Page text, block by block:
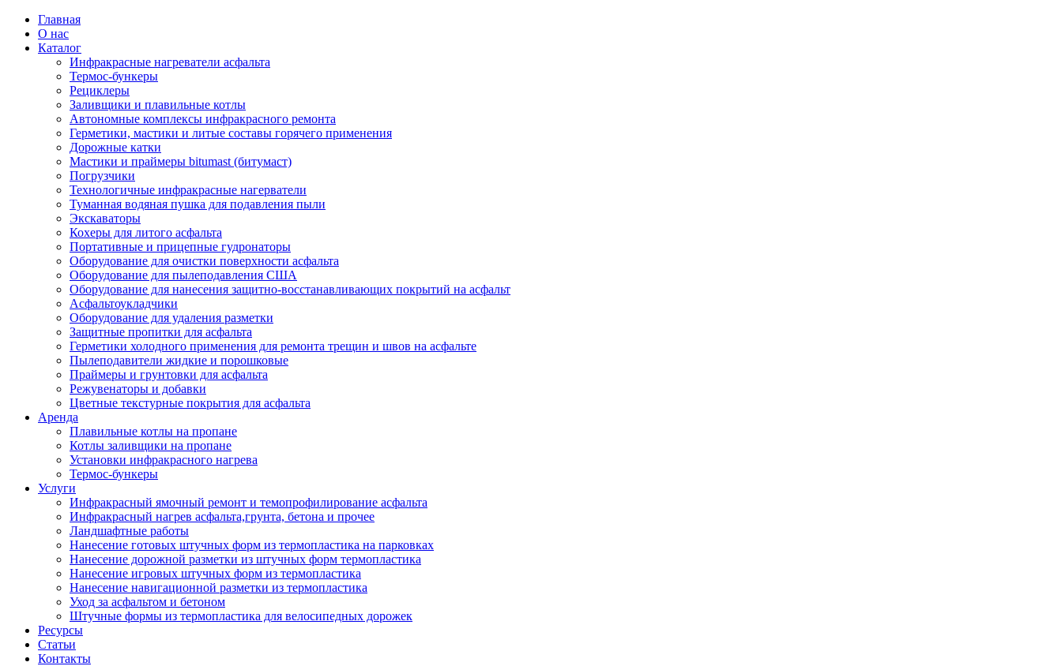
Главная
О нас
Каталог
Инфракрасные нагреватели асфальта
Термос-бункеры
Рециклеры
Заливщики и плавильные котлы
Автономные комплексы инфракрасного ремонта
Герметики, мастики и литые составы горячего применения
Дорожные катки
Мастики и праймеры bitumast (битумаст)
Погрузчики
Технологичные инфракрасные нагерватели
Туманная водяная пушка для подавления пыли
Экскаваторы
Кохеры для литого асфальта
Портативные и прицепные гудронаторы
Оборудование для очистки поверхности асфальта
Оборудование для пылеподавления США
Оборудование для нанесения защитно-восстанавливающих покрытий на асфальт
Асфальтоукладчики
Оборудование для удаления разметки
Защитные пропитки для асфальта
Герметики холодного применения для ремонта трещин и швов на асфальте
Пылеподавители жидкие и порошковые
Праймеры и грунтовки для асфальта
Режувенаторы и добавки
Цветные текстурные покрытия для асфальта
Аренда
Плавильные котлы на пропане
Котлы заливщики на пропане
Установки инфракрасного нагрева
Термос-бункеры
Услуги
Инфракрасный ямочный ремонт и темопрофилирование асфальта
Инфракрасный нагрев асфальта,грунта, бетона и прочее
Ландшафтные работы
Нанесение готовых штучных форм из термопластика на парковках
Нанесение дорожной разметки из штучных форм термопластика
Нанесение игровых штучных форм из термопластика
Нанесение навигационной разметки из термопластика
Уход за асфальтом и бетоном
Штучные формы из термопластика для велосипедных дорожек
Ресурсы
Статьи
Контакты